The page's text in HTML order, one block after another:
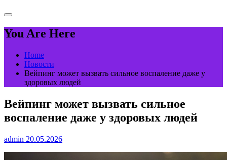
You Are Here
Home
Новости
Вейпинг может вызвать сильное воспаление даже у
здоровых людей
Вейпинг может вызвать сильное
воспаление даже у здоровых людей
admin 20.05.2026